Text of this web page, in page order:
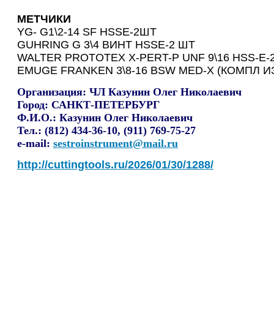
МЕТЧИКИ
YG- G1\2-14 SF HSSE-2ШТ
GUHRING G 3\4 ВИНТ HSSE-2 ШТ
WALTER PROTOTEX X-PERT-P UNF 9\16 HSS-
EMUGE FRANKEN 3\8-16 BSW MED-X (КОМПЛ
Организация: ЧЛ Казунин Олег Николаевич
Город: САНКТ-ПЕТЕРБУРГ
Ф.И.О.: Казунин Олег Николаевич
Тел.: (812) 434-36-10, (911) 769-75-27
e-mail: sestroinstrument@mail.ru
http://cuttingtools.ru/2026/01/30/1288/